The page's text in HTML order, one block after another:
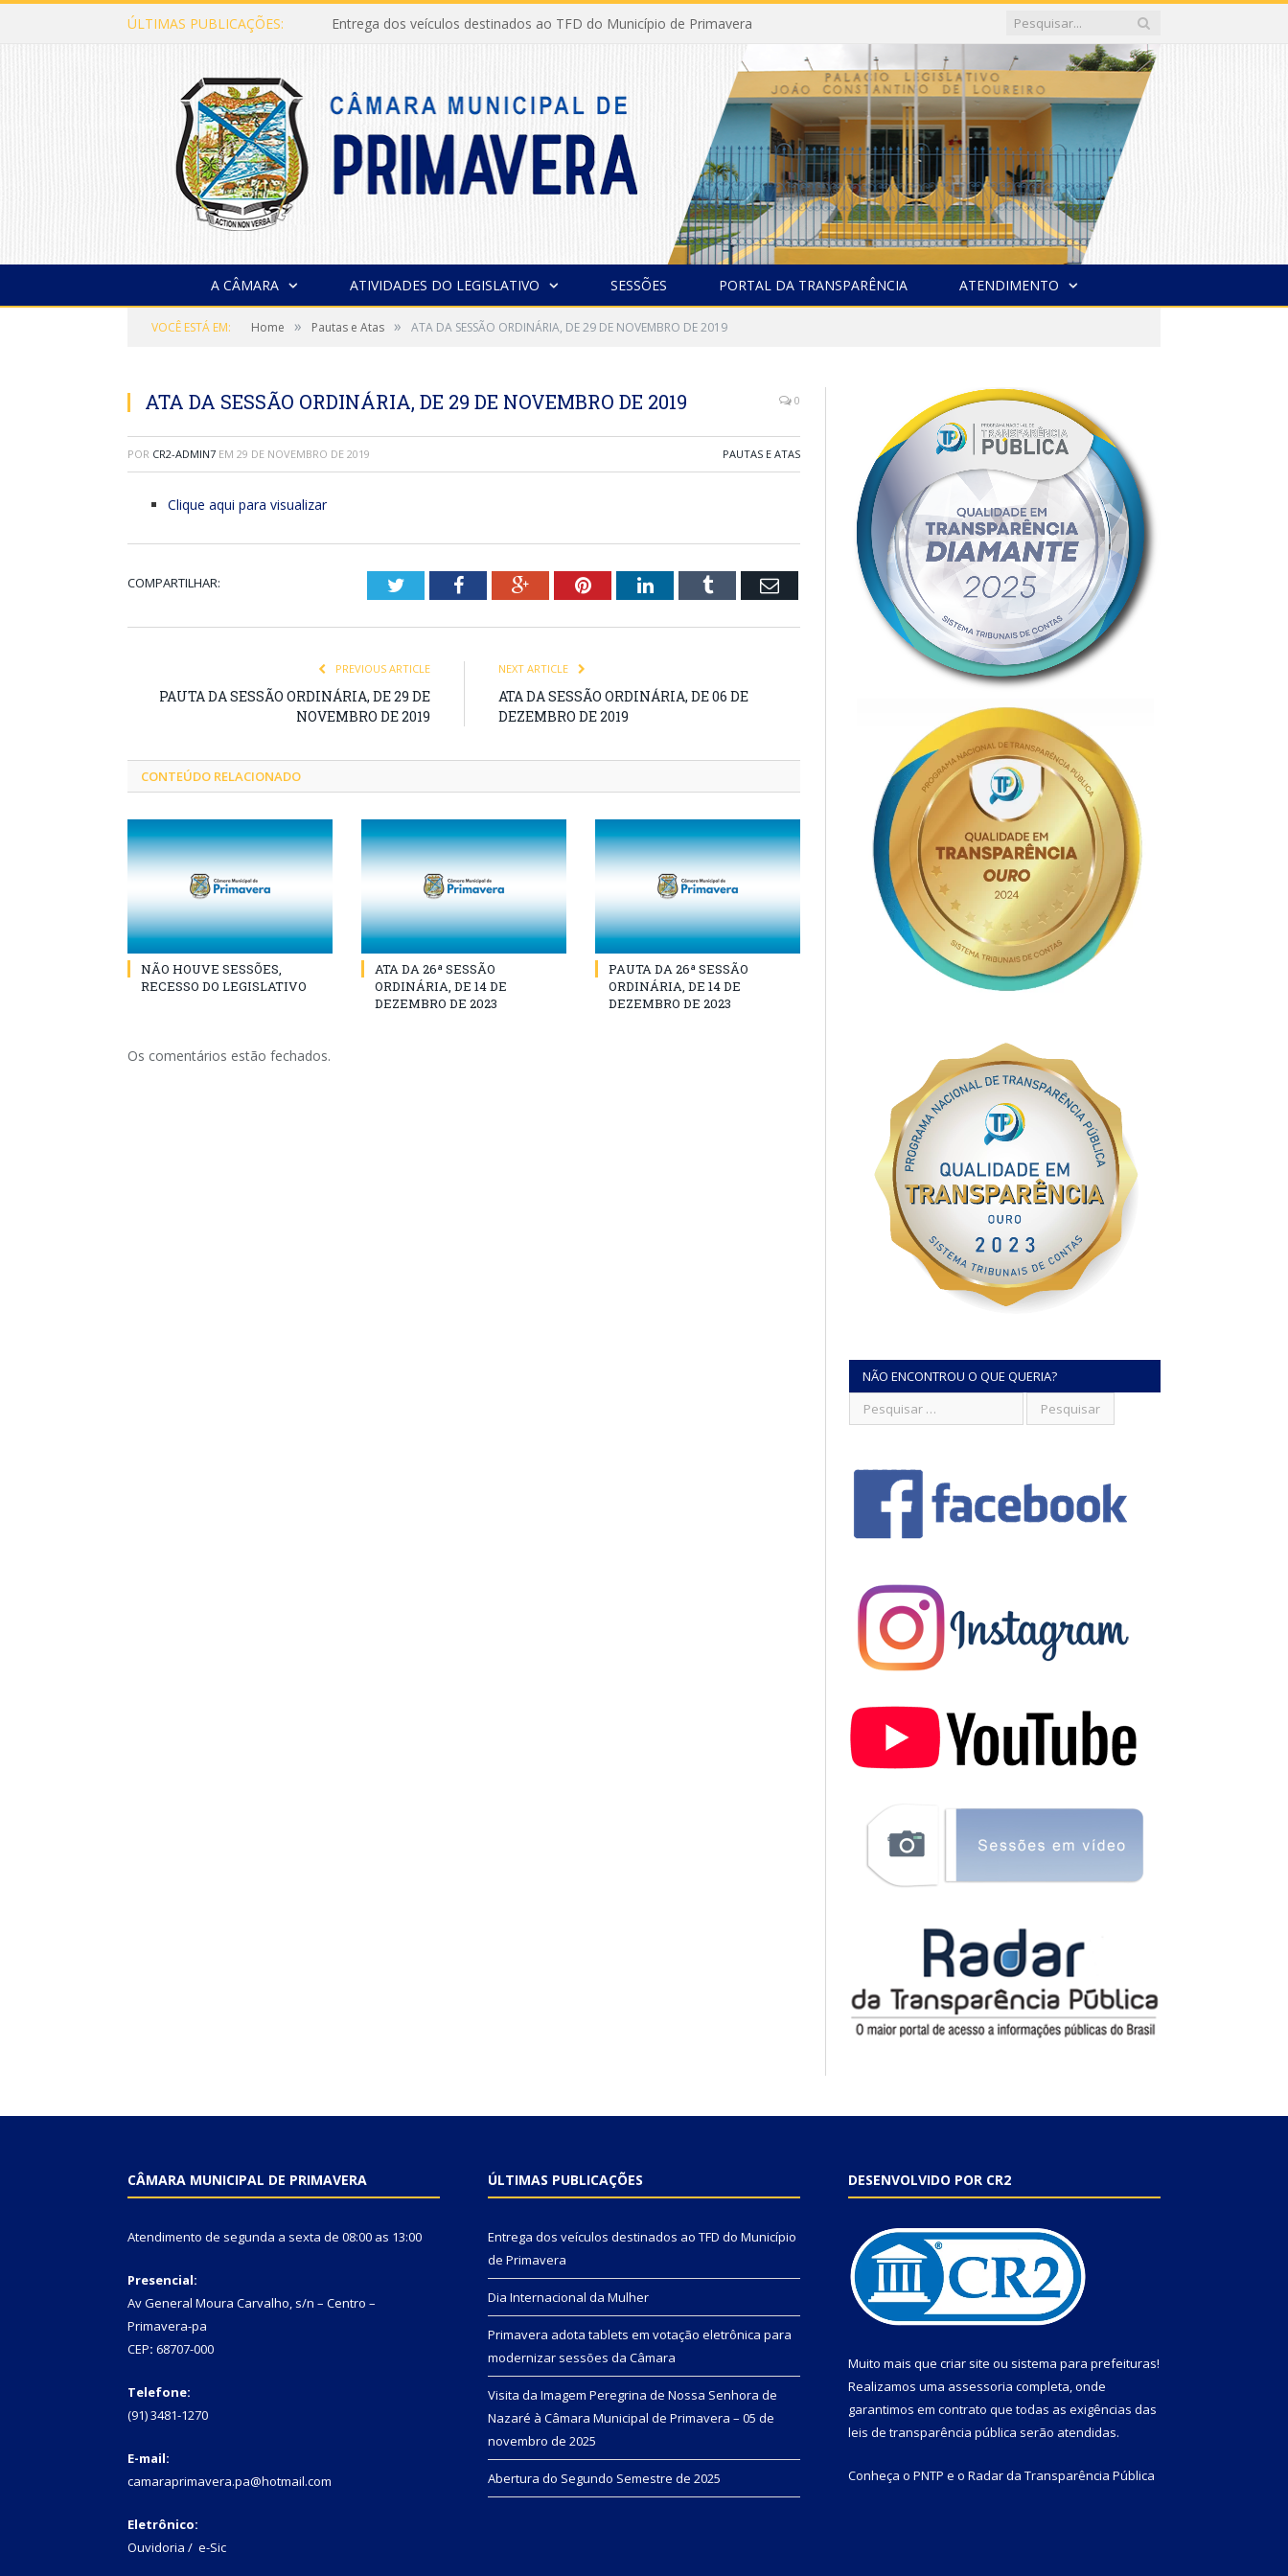
ÚLTIMAS PUBLICAÇÕES: Entrega dos veículos destinados ao TFD do Município de Primavera
A CÂMARA ATIVIDADES DO LEGISLATIVO SESSÕES PORTAL DA TRANSPARÊNCIA ATENDIMENTO
VOCÊ ESTÁ EM: Home » Pautas e Atas » ATA DA SESSÃO ORDINÁRIA, DE 29 DE NOVEMBRO DE 2019
ATA DA SESSÃO ORDINÁRIA, DE 29 DE NOVEMBRO DE 2019 0
POR CR2-ADMIN7 EM 29 DE NOVEMBRO DE 2019 PAUTAS E ATAS
Clique aqui para visualizar
COMPARTILHAR: TwitterFacebookGoogle+PinterestLinkedInTumblr Email
PREVIOUS ARTICLE
PAUTA DA SESSÃO ORDINÁRIA, DE 29 DE
NOVEMBRO DE 2019
NEXT ARTICLE
ATA DA SESSÃO ORDINÁRIA, DE 06 DE
DEZEMBRO DE 2019
CONTEÚDO RELACIONADO
NÃO HOUVE SESSÕES,
RECESSO DO LEGISLATIVO
ATA DA 26ª SESSÃO
ORDINÁRIA, DE 14 DE
DEZEMBRO DE 2023
PAUTA DA 26ª SESSÃO
ORDINÁRIA, DE 14 DE
DEZEMBRO DE 2023
Os comentários estão fechados.
NÃO ENCONTROU O QUE QUERIA?
CÂMARA MUNICIPAL DE PRIMAVERA
Atendimento de segunda a sexta de 08:00 as 13:00
Presencial:
Av General Moura Carvalho, s/n – Centro –
Primavera-pa
CEP: 68707-000
Telefone:
(91) 3481-1270
E-mail:
camaraprimavera.pa@hotmail.com
Eletrônico:
Ouvidoria / e-Sic
ÚLTIMAS PUBLICAÇÕES
Entrega dos veículos destinados ao TFD do Município
de Primavera
Dia Internacional da Mulher
Primavera adota tablets em votação eletrônica para
modernizar sessões da Câmara
Visita da Imagem Peregrina de Nossa Senhora de
Nazaré à Câmara Municipal de Primavera – 05 de
novembro de 2025
Abertura do Segundo Semestre de 2025
DESENVOLVIDO POR CR2
Muito mais que criar site ou sistema para prefeituras!
Realizamos uma assessoria completa, onde
garantimos em contrato que todas as exigências das
leis de transparência pública serão atendidas.
Conheça o PNTP e o Radar da Transparência Pública